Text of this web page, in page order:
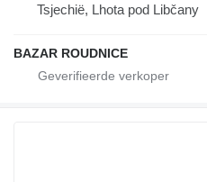
Tsjechië, Lhota pod Libčany
BAZAR ROUDNICE